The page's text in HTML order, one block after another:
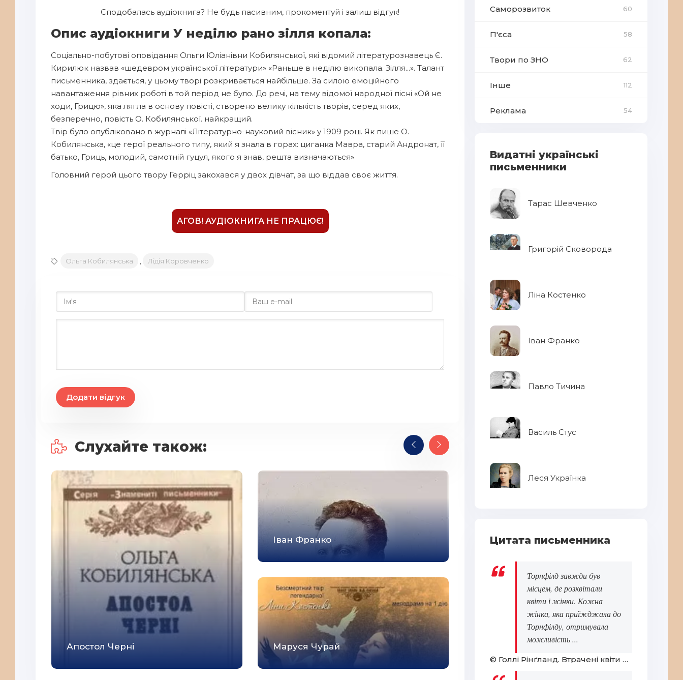
8
9
10
11
12
13
14
15
16
23
24
28
31
33
34
42
Сподобалась аудіокнига? Не будь пасивним, прокоментуй і залиш відгук!
Опис аудіокниги У неділю рано зілля копала:
Соціально-побутові оповідання Ольги Юліанівни Кобилянської, які відомий літературознавець Є.
Кирилюк назвав «шедевром української літератури» «Раньше в неділю викопала. Зілля...». Талант
письменника, здається, у цьому творі розкривається найбільше. За силою емоційного
навантаження рівних роботі в той період не було. До речі, на тему відомої народної пісні «Ой не
ходи, Грицю», яка лягла в основу повісті, створено велику кількість творів, серед яких,
безперечно, повість О. Кобилянської. найкращий.
Твір було опубліковано в журналі «Літературно-науковий вісник» у 1909 році. Як пише О.
Кобилянська, «це герої реального типу, який я знала в горах: циганка Мавра, старий Андронат, її
батько, Гриць, молодий, самотній гуцул, якого я знав, решта визначаються»
Головний герой цього твору Герріц закохався у двох дівчат, за що віддав своє життя.
АГОВ! АУДІОКНИГА НЕ ПРАЦЮЄ!
Ольга Кобилянська Лiдiя Коровченко
Додати відгук
Слухайте також:
Апостол Черні
Іван Франко
Маруся Чурай
Саморозвиток 60
П'єса 58
Твори по ЗНО 62
Інше 112
Реклама 54
Видатні українські
письменники
Тарас Шевченко
Григорій Сковорода
Ліна Костенко
Іван Франко
Павло Тичина
Василь Стус
Леся Українка
Цитата письменника
Торнфілд завжди був
місцем, де розквітали
квіти і жінки. Кожна
жінка, яка приїжджала до
Торнфілду, отримувала
можливість ...
© Голлі Рінґланд. Втрачені квіти Еліс Гарт